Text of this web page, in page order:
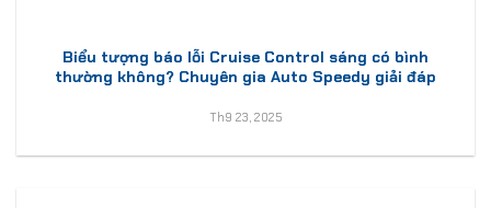
Biểu tượng báo lỗi Cruise Control sáng có bình
thường không? Chuyên gia Auto Speedy giải đáp
Th9 23, 2025